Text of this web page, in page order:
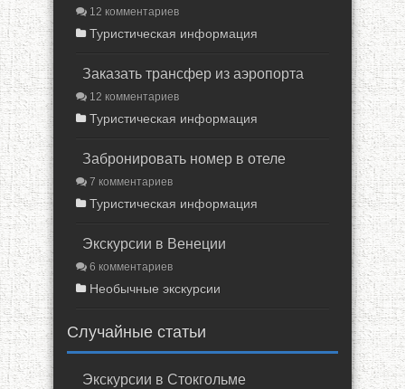
12 комментариев
Туристическая информация
Заказать трансфер из аэропорта
12 комментариев
Туристическая информация
Забронировать номер в отеле
7 комментариев
Туристическая информация
Экскурсии в Венеции
6 комментариев
Необычные экскурсии
Случайные статьи
Экскурсии в Стокгольме